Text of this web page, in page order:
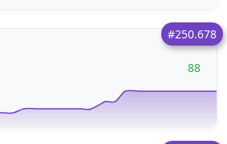
#250.678
88